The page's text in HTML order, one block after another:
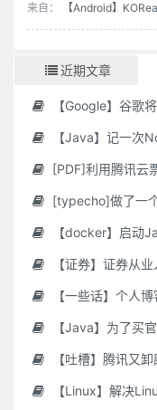
来自： 【Android】
近期文章
【Google】谷歌将三
【Java】记一次
[PDF]利用腾讯云
[typecho]做了一
【docker】启动
【证券】证券从
【一些话】个人
【Java】为了买
【吐槽】腾讯又卸
【Linux】解决Linux